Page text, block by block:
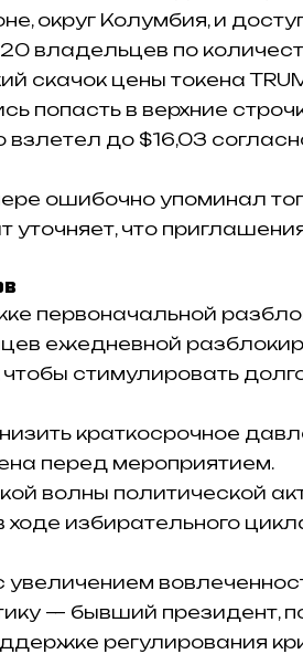
округ Колумбия, и
владельцев по
скачок цены токена
попасть в верхние
взлетел до $16,03
ошибочно упоминал
что
первоначальной
ежедневной
стимулировать
краткосрочное
перед мероприятием.
волны политической
избирательного
— бывший президент,
регулирования